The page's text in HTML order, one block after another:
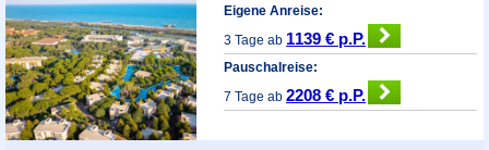
Eigene Anreise:
3 Tage ab 1139 € p.P.
Pauschalreise:
7 Tage ab2208 € p.P.